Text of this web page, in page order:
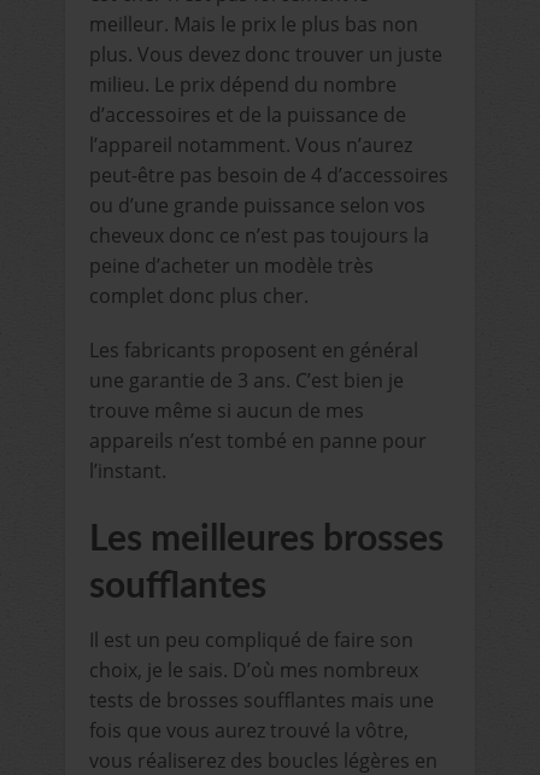
meilleur. Mais le prix le plus bas non
plus. Vous devez donc trouver un juste
milieu. Le prix dépend du nombre
d’accessoires et de la puissance de
l’appareil notamment. Vous n’aurez
peut-être pas besoin de 4 d’accessoires
ou d’une grande puissance selon vos
cheveux donc ce n’est pas toujours la
peine d’acheter un modèle très
complet donc plus cher.
Les fabricants proposent en général
une garantie de 3 ans. C’est bien je
trouve même si aucun de mes
appareils n’est tombé en panne pour
l’instant.
Les meilleures brosses
soufflantes
Il est un peu compliqué de faire son
choix, je le sais. D’où mes nombreux
tests de brosses soufflantes mais une
fois que vous aurez trouvé la vôtre,
vous réaliserez des boucles légères en